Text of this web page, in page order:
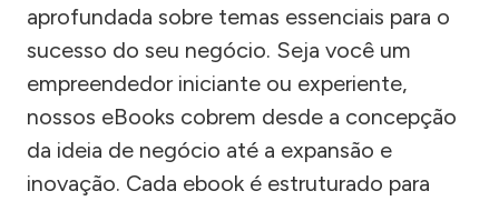
aprofundada sobre temas essenciais para o
sucesso do seu negócio. Seja você um
empreendedor iniciante ou experiente,
nossos eBooks cobrem desde a concepção
da ideia de negócio até a expansão e
inovação. Cada ebook é estruturado para